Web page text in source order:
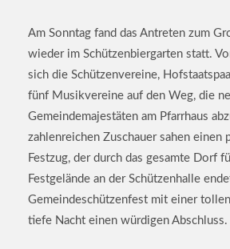
Am Sonntag fand das Antreten zum
wieder im Schützenbiergarten statt.
sich die Schützenvereine,
fünf Musikvereine auf den Weg, die
Gemeindemajestäten am Pfarrhaus
zahlenreichen Zuschauer sahen einen
Festzug, der durch das gesamte Dorf
Festgelände an der Schützenhalle
Gemeindeschützenfest mit einer
tiefe Nacht einen würdigen Abschluss.